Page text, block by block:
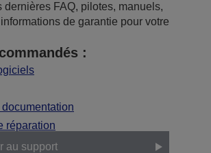
dernières FAQ, pilotes, manuels,
de garantie pour votre
:
réparation
au support